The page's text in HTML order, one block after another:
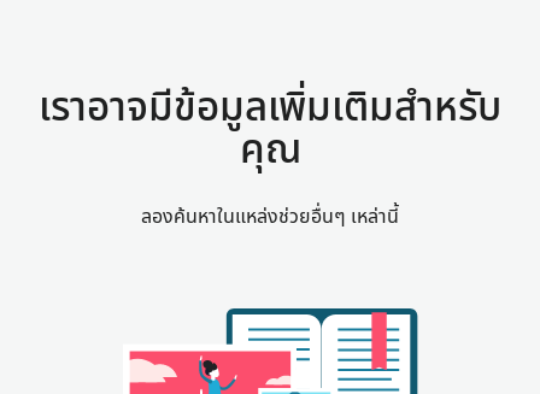
เราอาจมีข้อมูลเพิ่มเติมสำหรับ
คุณ
ลองค้นหาในแหล่งช่วยอื่นๆ เหล่านี้